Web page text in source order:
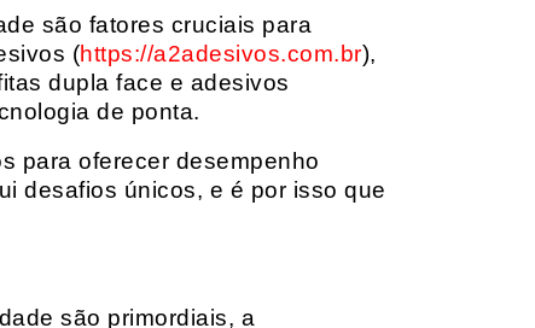
são fatores cruciais para
(https://a2adesivos.com.br),
dupla face e adesivos
de ponta.
para oferecer desempenho
desafios únicos, e é por isso que
são primordiais, a